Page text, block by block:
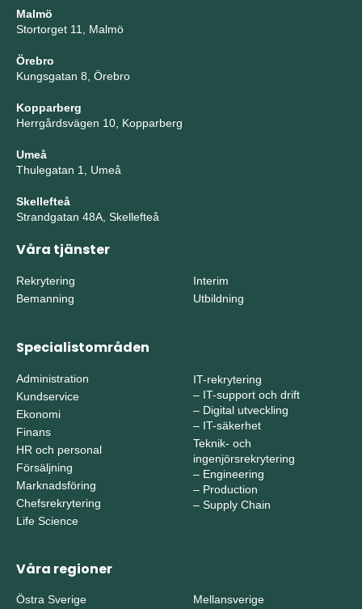
Malmö
Stortorget 11, Malmö
Örebro
Kungsgatan 8, Örebro
Kopparberg
Herrgårdsvägen 10, Kopparberg
Umeå
Thulegatan 1, Umeå
Skellefteå
Strandgatan 48A, Skellefteå
Våra tjänster
Rekrytering
Bemanning
Interim
Utbildning
Specialistområden
Administration
Kundservice
Ekonomi
Finans
HR och personal
Försäljning
Marknadsföring
Chefsrekrytering
Life Science
IT-rekrytering
– IT-support och drift
– Digital utveckling
– IT-säkerhet
Teknik- och
ingenjörsrekrytering
– Engineering
– Production
– Supply Chain
Våra regioner
Östra Sverige Mellansverige